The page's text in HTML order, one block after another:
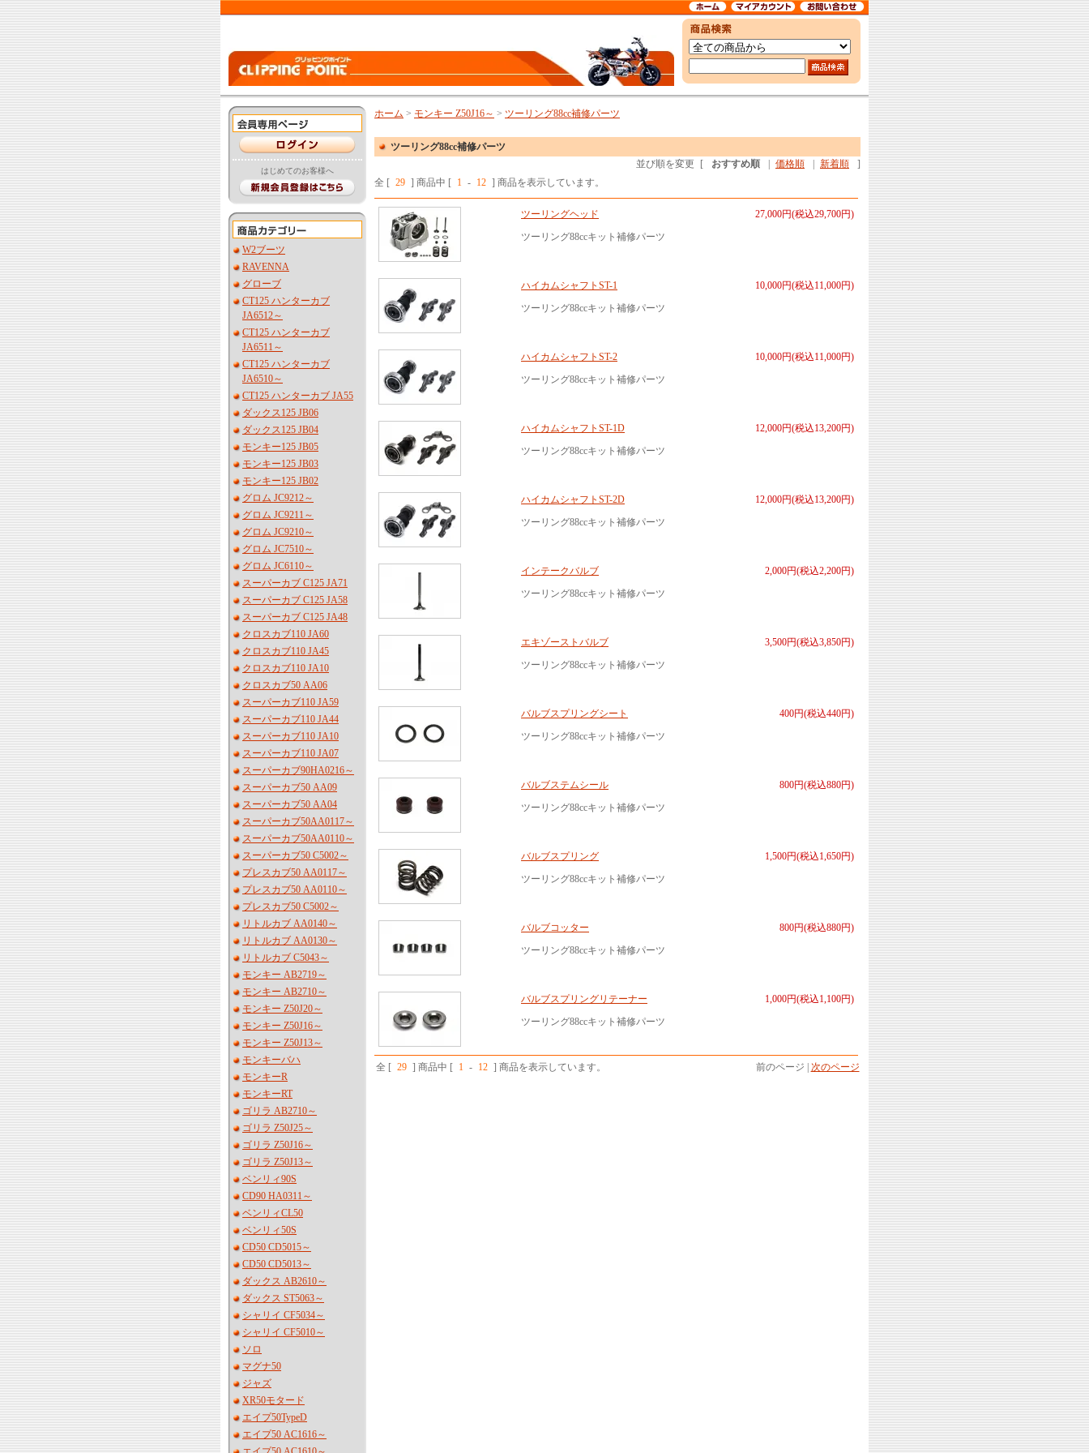
はじめてのお客様へ
W2ブーツ
RAVENNA
グローブ
CT125 ハンターカブ
JA6512～
CT125 ハンターカブ
JA6511～
CT125 ハンターカブ
JA6510～
CT125 ハンターカブ JA55
ダックス125 JB06
ダックス125 JB04
モンキー125 JB05
モンキー125 JB03
モンキー125 JB02
グロム JC9212～
グロム JC9211～
グロム JC9210～
グロム JC7510～
グロム JC6110～
スーパーカブ C125 JA71
スーパーカブ C125 JA58
スーパーカブ C125 JA48
クロスカブ110 JA60
クロスカブ110 JA45
クロスカブ110 JA10
クロスカブ50 AA06
スーパーカブ110 JA59
スーパーカブ110 JA44
スーパーカブ110 JA10
スーパーカブ110 JA07
スーパーカブ90HA0216～
スーパーカブ50 AA09
スーパーカブ50 AA04
スーパーカブ50AA0117～
スーパーカブ50AA0110～
スーパーカブ50 C5002～
プレスカブ50 AA0117～
プレスカブ50 AA0110～
プレスカブ50 C5002～
リトルカブ AA0140～
リトルカブ AA0130～
リトルカブ C5043～
モンキー AB2719～
モンキー AB2710～
モンキー Z50J20～
モンキー Z50J16～
モンキー Z50J13～
モンキーバハ
モンキーR
モンキーRT
ゴリラ AB2710～
ゴリラ Z50J25～
ゴリラ Z50J16～
ゴリラ Z50J13～
ベンリィ90S
CD90 HA0311～
ベンリィCL50
ベンリィ50S
CD50 CD5015～
CD50 CD5013～
ダックス AB2610～
ダックス ST5063～
シャリイ CF5034～
シャリイ CF5010～
ソロ
マグナ50
ジャズ
XR50モタード
エイプ50TypeD
エイプ50 AC1616～
ホーム > モンキー Z50J16～ > ツーリング88cc補修パーツ
ツーリング88cc補修パーツ
並び順を変更
[ おすすめ順 価格順 新着順
]
全 [ 29 ] 商品中 [ 1 - 12 ] 商品を表示しています。
27,000円(税込29,700円)
ツーリングヘッド
ツーリング88ccキット補修パーツ
10,000円(税込11,000円)
ハイカムシャフトST-1
ツーリング88ccキット補修パーツ
10,000円(税込11,000円)
ハイカムシャフトST-2
ツーリング88ccキット補修パーツ
12,000円(税込13,200円)
ハイカムシャフトST-1D
ツーリング88ccキット補修パーツ
12,000円(税込13,200円)
ハイカムシャフトST-2D
ツーリング88ccキット補修パーツ
2,000円(税込2,200円)
インテークバルブ
ツーリング88ccキット補修パーツ
3,500円(税込3,850円)
エキゾーストバルブ
ツーリング88ccキット補修パーツ
400円(税込440円)
バルブスプリングシート
ツーリング88ccキット補修パーツ
800円(税込880円)
バルブステムシール
ツーリング88ccキット補修パーツ
1,500円(税込1,650円)
バルブスプリング
ツーリング88ccキット補修パーツ
800円(税込880円)
バルブコッター
ツーリング88ccキット補修パーツ
1,000円(税込1,100円)
バルブスプリングリテーナー
ツーリング88ccキット補修パーツ
全 [ 29 ] 商品中 [ 1 - 12 ] 商品を表示しています。 前のページ | 次のページ